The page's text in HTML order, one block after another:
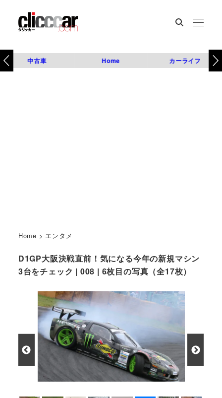
中古車 Home カーライフ
Home > エンタメ
D1GP大阪決戦直前！気になる今年の新規マシン
3台をチェック | 008 | 6枚目の写真（全17枚）